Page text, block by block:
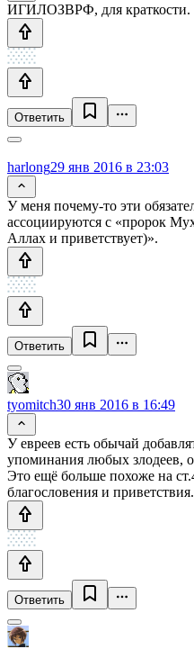
ИГИЛОЗВРФ, для краткости.
Ответить
harlong29 янв 2016 в 23:03
У меня почему-то эти
ассоциируются с «пророк
Аллах и приветствует)».
Ответить
tyomitch30 янв 2016 в 16:49
У евреев есть обычай
упоминания любых злодеев,
Это ещё больше похоже на
благословения и приветствия.
Ответить